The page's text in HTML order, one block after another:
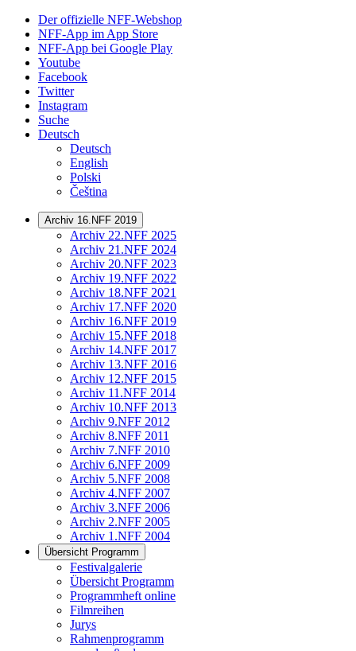
Der offizielle NFF-Webshop
NFF-App im App Store
NFF-App bei Google Play
Youtube
Facebook
Twitter
Instagram
Suche
Deutsch
Deutsch
English
Polski
Čeština
Archiv 16.NFF 2019
Archiv 22.NFF 2025
Archiv 21.NFF 2024
Archiv 20.NFF 2023
Archiv 19.NFF 2022
Archiv 18.NFF 2021
Archiv 17.NFF 2020
Archiv 16.NFF 2019
Archiv 15.NFF 2018
Archiv 14.NFF 2017
Archiv 13.NFF 2016
Archiv 12.NFF 2015
Archiv 11.NFF 2014
Archiv 10.NFF 2013
Archiv 9.NFF 2012
Archiv 8.NFF 2011
Archiv 7.NFF 2010
Archiv 6.NFF 2009
Archiv 5.NFF 2008
Archiv 4.NFF 2007
Archiv 3.NFF 2006
Archiv 2.NFF 2005
Archiv 1.NFF 2004
Übersicht Programm
Festivalgalerie
Übersicht Programm
Programmheft online
Filmreihen
Jurys
Rahmenprogramm